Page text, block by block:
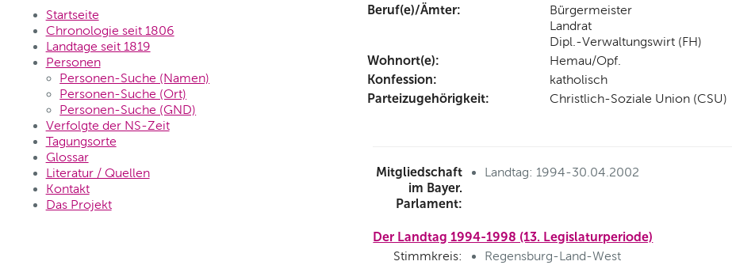
Startseite
Chronologie seit 1806
Landtage seit 1819
Personen
Personen-Suche (Namen)
Personen-Suche (Ort)
Personen-Suche (GND)
Verfolgte der NS-Zeit
Tagungsorte
Glossar
Literatur / Quellen
Kontakt
Das Projekt
Beruf(e)/Ämter:
Bürgermeister
Landrat
Dipl.-Verwaltungswirt (FH)
Wohnort(e): Hemau/Opf.
Konfession: katholisch
Parteizugehörigkeit: Christlich-Soziale Union (CSU)
Mitgliedschaft
im Bayer.
Parlament:
Landtag: 1994-30.04.2002
Der Landtag 1994-1998 (13. Legislaturperiode)
Stimmkreis:
Regensburg-Land-West